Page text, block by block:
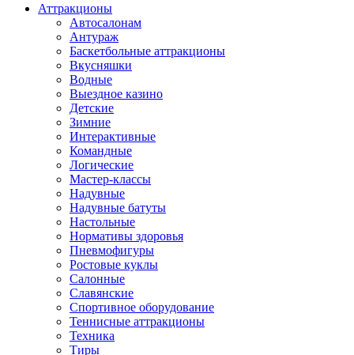
Аттракционы
Автосалонам
Антураж
Баскетбольные аттракционы
Вкусняшки
Водные
Выездное казино
Детские
Зимние
Интерактивные
Командные
Логические
Мастер-классы
Надувные
Надувные батуты
Настольные
Нормативы здоровья
Пневмофигуры
Ростовые куклы
Салонные
Славянские
Спортивное оборудование
Теннисные аттракционы
Техника
Тиры